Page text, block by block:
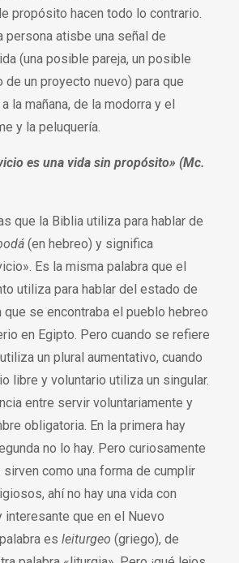
propósito hacen todo lo contrario.
persona atisbe una señal de
(una posible pareja, un posible
un proyecto nuevo) para que
la mañana, de la modorra y el
y la peluquería.
es una vida sin propósito» (Mc.
que la Biblia utiliza para hablar de
(en hebreo) y significa
Es la misma palabra que el
utiliza para hablar del estado de
que se encontraba el pueblo hebreo
en Egipto. Pero cuando se refiere
un plural aumentativo, cuando
libre y voluntario utiliza un singular.
entre servir voluntariamente y
obligatoria. En la primera hay
no lo hay. Pero curiosamente
como una forma de cumplir
ahí no hay una vida con
interesante que en el Nuevo
es leiturgeo (griego), de